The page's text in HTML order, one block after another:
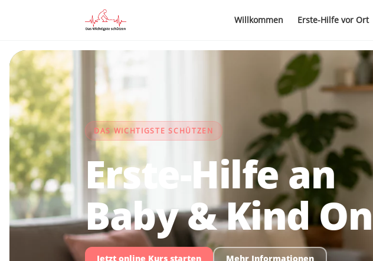
Willkommen Erste-Hilfe vor Ort
DAS WICHTIGSTE SCHÜTZEN
Erste-Hilfe an
Baby & Kind
Jetzt online Kurs starten Mehr Informationen